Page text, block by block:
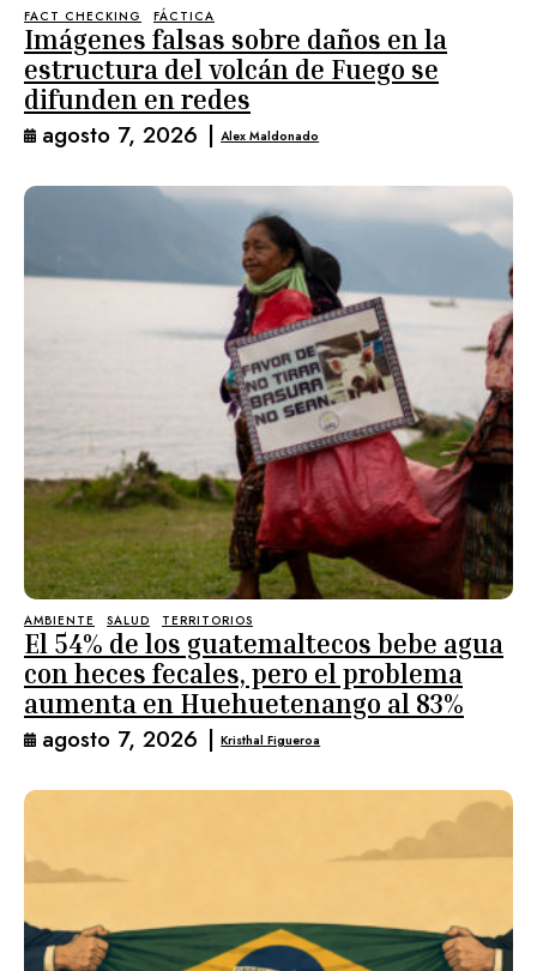
FACT CHECKING FÁCTICA
Imágenes falsas sobre daños en la
estructura del volcán de Fuego se
difunden en redes
agosto 7, 2026 | Alex Maldonado
AMBIENTE SALUD TERRITORIOS
El 54% de los guatemaltecos bebe agua
con heces fecales, pero el problema
aumenta en Huehuetenango al 83%
agosto 7, 2026 | Kristhal Figueroa